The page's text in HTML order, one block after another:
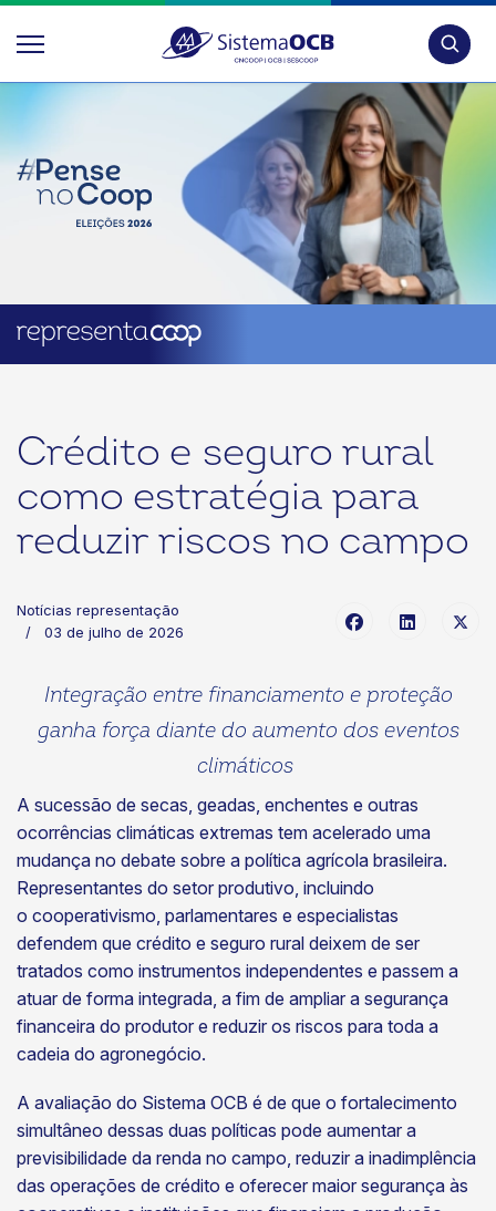
Crédito e seguro rural
como estratégia para
reduzir riscos no campo
Notícias representação
03 de julho de 2026
Integração entre financiamento e proteção
ganha força diante do aumento dos eventos
climáticos
A sucessão de secas, geadas, enchentes e outras
ocorrências climáticas extremas tem acelerado uma
mudança no debate sobre a política agrícola brasileira.
Representantes do setor produtivo, incluindo
o cooperativismo, parlamentares e especialistas
defendem que crédito e seguro rural deixem de ser
tratados como instrumentos independentes e passem a
atuar de forma integrada, a fim de ampliar a segurança
financeira do produtor e reduzir os riscos para toda a
cadeia do agronegócio.
A avaliação do Sistema OCB é de que o fortalecimento
simultâneo dessas duas políticas pode aumentar a
previsibilidade da renda no campo, reduzir a inadimplência
das operações de crédito e oferecer maior segurança às